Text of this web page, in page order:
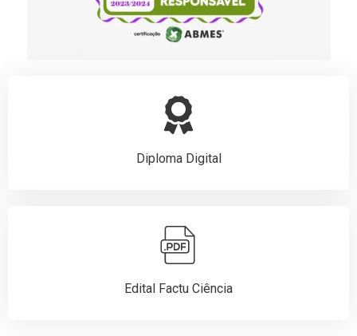
Diploma Digital
Edital Factu Ciência